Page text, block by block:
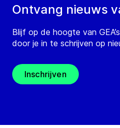
Ontvang nieuws
Blijf op de hoogte van
door je in te schrijven op
Inschrijven